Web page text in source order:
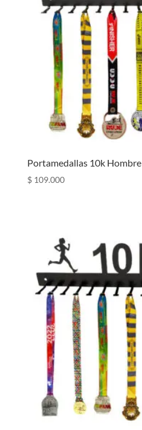
Portamedallas 10k Hombre
$109.000